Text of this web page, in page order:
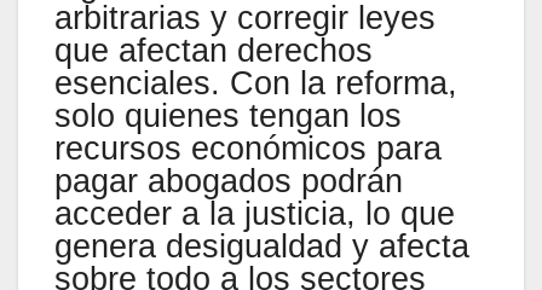
arbitrarias y corregir leyes
que afectan derechos
esenciales. Con la reforma,
solo quienes tengan los
recursos económicos para
pagar abogados podrán
acceder a la justicia, lo que
genera desigualdad y afecta
sobre todo a los sectores